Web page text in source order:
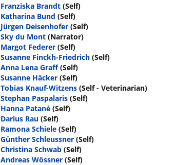
Franziska Brandt (Self)
Katharina Bund (Self)
Jürgen Deisenhofer (Self)
Sky du Mont (Narrator)
Margot Federer (Self)
Susanne Finckh-Friedrich (Self)
Anna Lena Graff (Self)
Susanne Häcker (Self)
Tobias Knauf-Witzens (Self - Veterinarian)
Stephan Paspalaris (Self)
Hanna Patané (Self)
Darius Rau (Self)
Ramona Schiele (Self)
Günther Schleussner (Self)
Christina Schwab (Self)
Andreas Wössner (Self)